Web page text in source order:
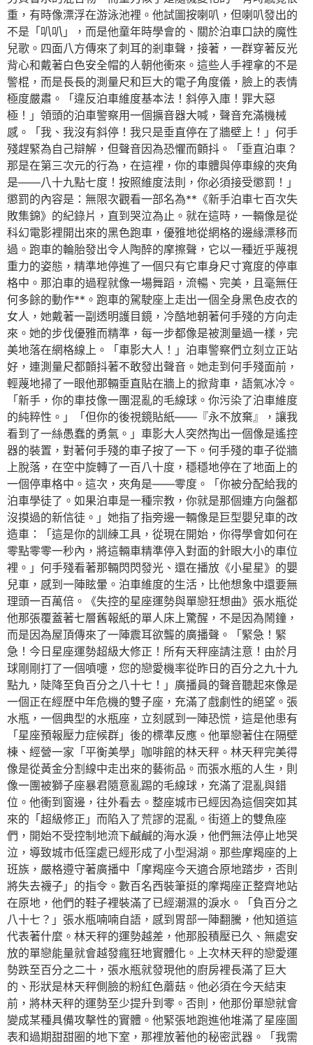
重，有時像漂浮在游泳池裡。他試圖按喇叭，但喇叭發出的
不是「叭叭」，而是他童年時學會的、關於泊車口訣的魔性
兒歌。四面八方傳來了刺耳的剎車聲，接著，一群穿著反光
背心和戴著白色安全帽的人朝他衝來。這些人手裡拿的不是
警棍，而是長長的測量尺和巨大的電子角度儀，臉上的表情
極度嚴肅。「違反泊車維度基本法！斜停入庫！罪大惡
極！」領頭的泊車警察用一個擴音器大喊，聲音充滿機械
感。「我、我沒有斜停！我只是垂直停在了牆壁上！」何手
殘趕緊為自己辯解，但聲音因為恐懼而顫抖。「垂直泊車？
那是在第三次元的行為，在這裡，你的車體與停車線的夾角
是——八十九點七度！按照維度法則，你必須接受懲罰！」
懲罰的內容是：無限次觀看一部名為**《新手泊車七百次失
敗集錦》的紀錄片，直到哭泣為止。就在這時，一輛像是從
科幻電影裡開出來的黑色跑車，優雅地從網格的邊緣漂移而
過。跑車的輪胎發出令人陶醉的摩擦聲，它以一種近乎蔑視
重力的姿態，精準地停進了一個只有它車身尺寸寬度的停車
格中。那泊車的過程就像一場舞蹈，流暢、完美，且毫無任
何多餘的動作**。跑車的駕駛座上走出一個全身黑色皮衣的
女人，她戴著一副透明護目鏡，冷酷地朝著何手殘的方向走
來。她的步伐優雅而精準，每一步都像是被測量過一樣，完
美地落在網格線上。「車影大人！」泊車警察們立刻立正站
好，連測量尺都顫抖著不敢發出聲音。她走到何手殘面前，
輕蔑地掃了一眼他那輛垂直貼在牆上的掀背車，語氣冰冷。
「新手，你的車技像一團混亂的毛線球。你污染了泊車維度
的純粹性。」「但你的後視鏡貼紙——『永不放棄』，讓我
看到了一絲愚蠢的勇氣。」車影大人突然掏出一個像是遙控
器的裝置，對著何手殘的車子按了一下。何手殘的車子從牆
上脫落，在空中旋轉了一百八十度，穩穩地停在了地面上的
一個停車格中。這次，夾角是——零度。「你被分配給我的
泊車學徒了。如果泊車是一種宗教，你就是那個連方向盤都
沒摸過的新信徒。」她指了指旁邊一輛像是巨型嬰兒車的改
造車：「這是你的訓練工具，從現在開始，你得學會如何在
零點零零一秒內，將這輛車精準停入對面的針眼大小的車位
裡。」何手殘看著那輛閃閃發光、還在播放《小星星》的嬰
兒車，感到一陣眩暈。泊車維度的生活，比他想象中還要無
理頭一百萬倍。《失控的星座運勢與單戀狂想曲》張水瓶從
他那張覆蓋著七層舊報紙的單人床上驚醒，不是因為鬧鐘，
而是因為屋頂傳來了一陣震耳欲聾的廣播聲。「緊急！緊
急！今日星座運勢超級大修正！所有天秤座請注意！由於月
球剛剛打了一個噴嚏，您的戀愛機率從昨日的百分之九十九
點九，陡降至負百分之八十七！」廣播員的聲音聽起來像是
一個正在經歷中年危機的雙子座，充滿了戲劇性的絕望。張
水瓶，一個典型的水瓶座，立刻感到一陣恐慌，這是他患有
「星座預報壓力症候群」後的標準反應。他單戀著住在隔壁
棟、經營一家「平衡美學」咖啡館的林天秤。林天秤完美得
像是從黃金分割線中走出來的藝術品。而張水瓶的人生，則
像一團被獅子座暴君隨意亂踢的毛線球，充滿了混亂與錯
位。他衝到窗邊，往外看去。整座城市已經因為這個突如其
來的「超級修正」而陷入了荒謬的混亂。街道上的雙魚座
們，開始不受控制地流下鹹鹹的海水淚，他們無法停止地哭
泣，導致城市低窪處已經形成了小型潟湖。那些摩羯座的上
班族，嚴格遵守著廣播中「摩羯座今天適合原地踏步，否則
將失去襪子」的指令。數百名西裝筆挺的摩羯座正整齊地站
在原地，他們的鞋子裡裝滿了已經潮濕的淚水。「負百分之
八十七？」張水瓶喃喃自語，感到胃部一陣翻騰，他知道這
代表著什麼。林天秤的運勢越差，他那股積壓已久、無處安
放的單戀能量就會越發瘋狂地實體化。上次林天秤的戀愛運
勢跌至百分之二十，張水瓶就發現他的廚房裡長滿了巨大
的、形狀是林天秤側臉的粉紅色蘑菇。他必須在今天結束
前，將林天秤的運勢至少提升到零。否則，他那份單戀就會
變成某種具備攻擊性的實體。他緊張地跑進他堆滿了星座圖
表和過期甜甜圈的地下室，那裡放著他的秘密武器。「我需